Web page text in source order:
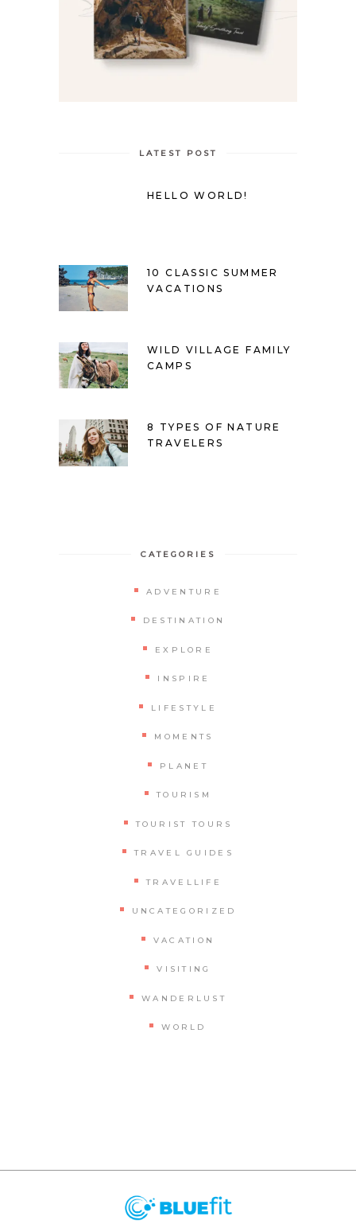
LATEST POST
HELLO WORLD!
10 CLASSIC SUMMER
VACATIONS
WILD VILLAGE FAMILY
CAMPS
8 TYPES OF NATURE
TRAVELERS
CATEGORIES
ADVENTURE
DESTINATION
EXPLORE
INSPIRE
LIFESTYLE
MOMENTS
PLANET
TOURISM
TOURIST TOURS
TRAVEL GUIDES
TRAVELLIFE
UNCATEGORIZED
VACATION
VISITING
WANDERLUST
WORLD